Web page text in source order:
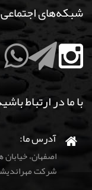
شبکه‌های اجتماعی
با ما در ارتباط
آدرس ما:
شركت